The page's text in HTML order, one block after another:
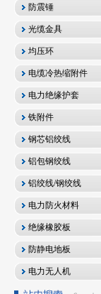
防震锤
光缆金具
均压环
电缆冷热缩附件
电力绝缘护套
铁附件
钢芯铝绞线
铝包钢绞线
铝绞线/钢绞线
电力防火材料
绝缘橡胶板
防静电地板
电力无人机